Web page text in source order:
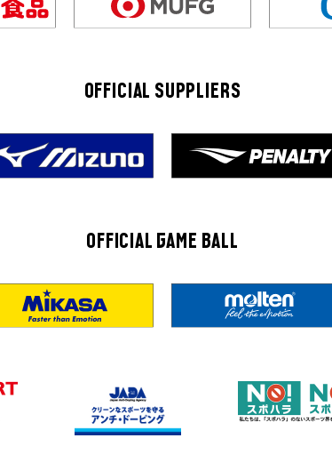
OFFICIAL SUPPLIERS
OFFICIAL GAME BALL